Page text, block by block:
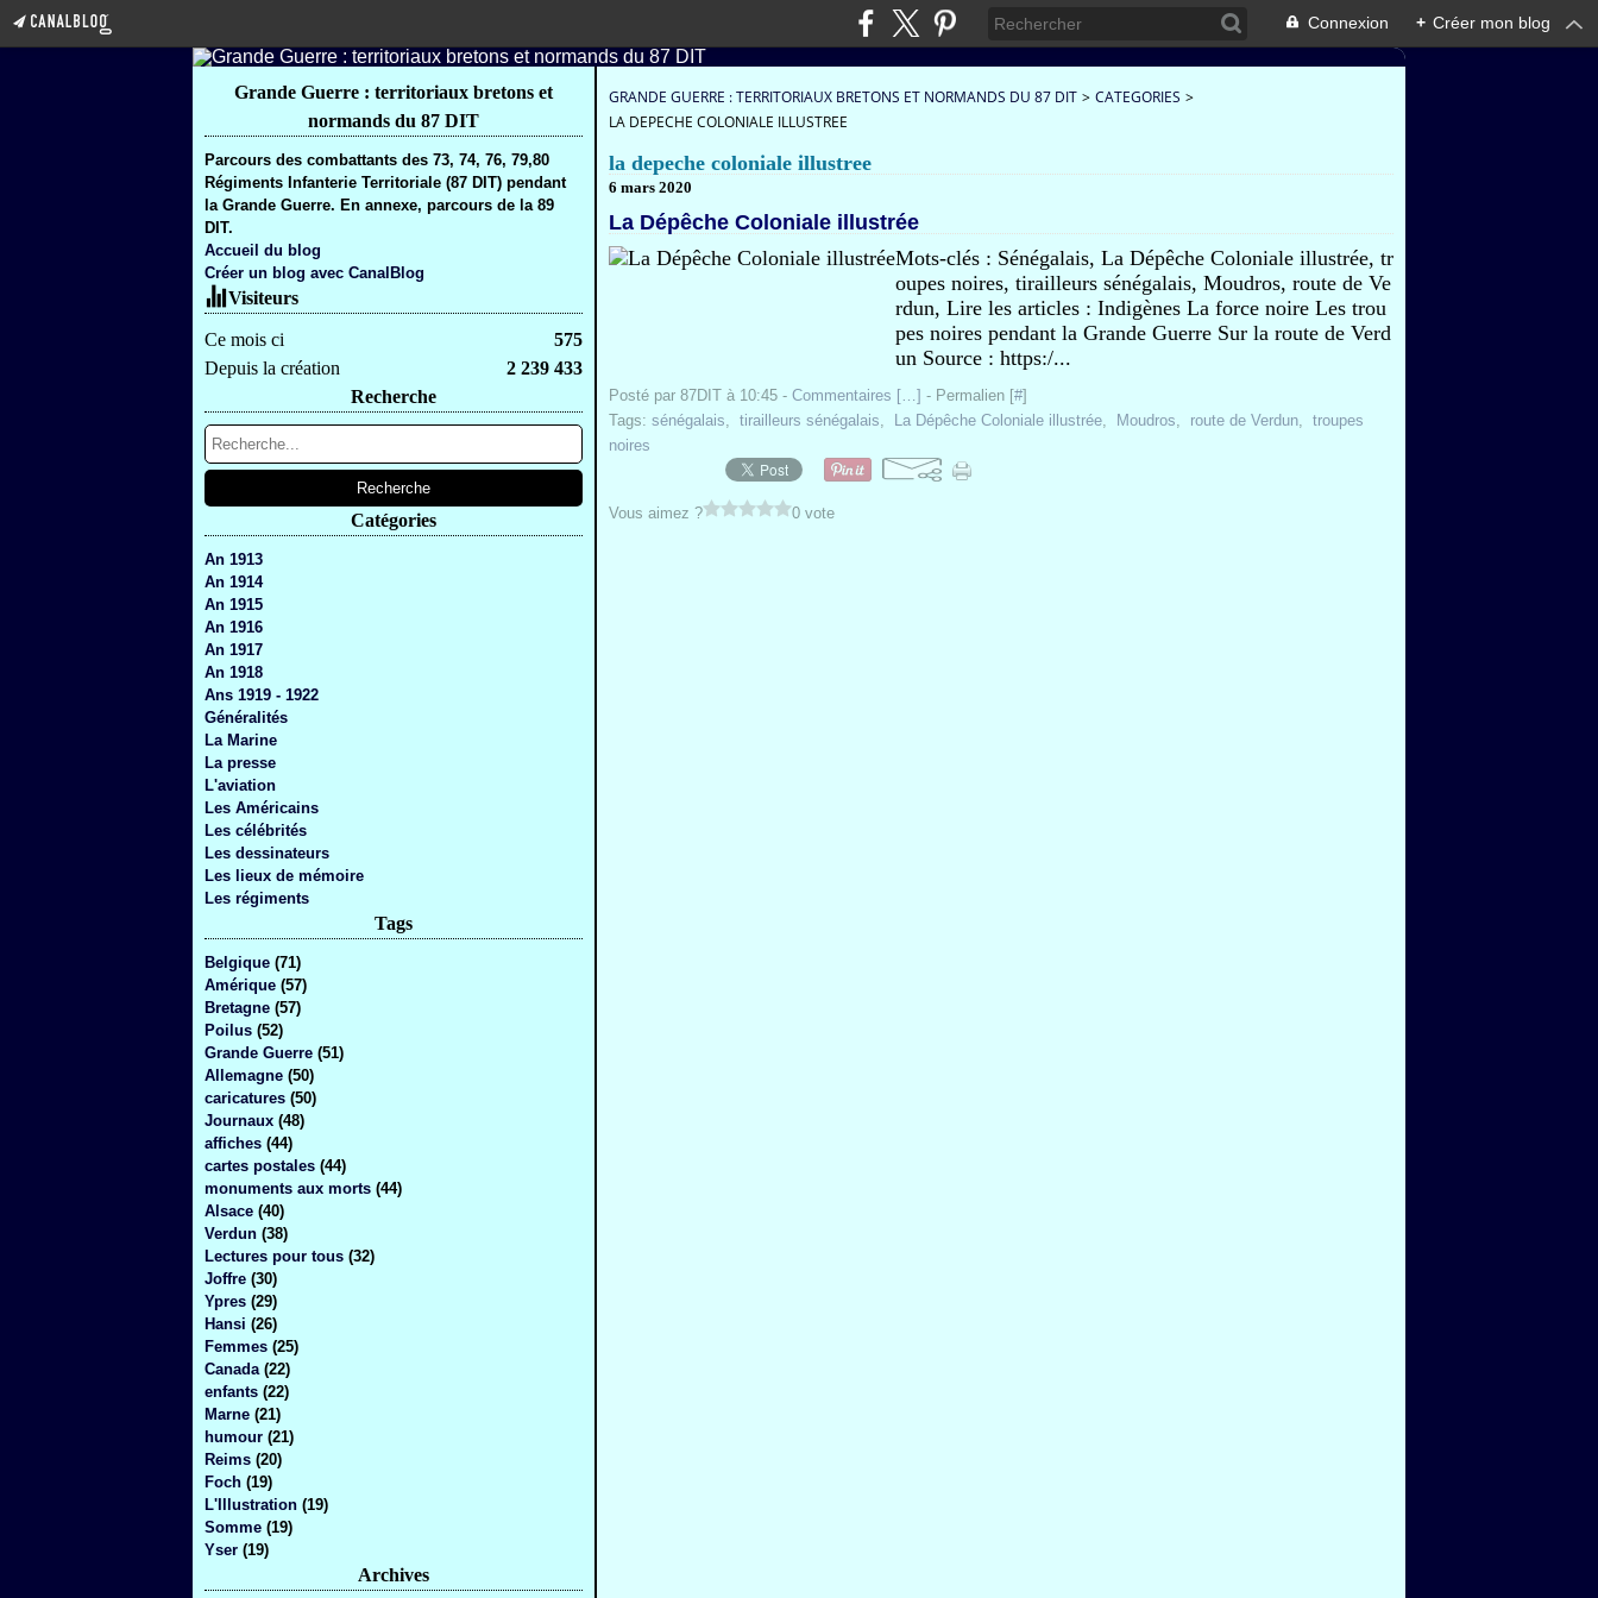
Connexion + Créer mon blog
Grande Guerre : territoriaux bretons et
normands du 87 DIT
Parcours des combattants des 73, 74, 76, 79,80
Régiments Infanterie Territoriale (87 DIT) pendant
la Grande Guerre. En annexe, parcours de la 89
DIT.
Accueil du blog
Créer un blog avec CanalBlog
Visiteurs
Ce mois ci
575
Depuis la création
2 239 433
Recherche
Catégories
An 1913
An 1914
An 1915
An 1916
An 1917
An 1918
Ans 1919 - 1922
Généralités
La Marine
La presse
L'aviation
Les Américains
Les célébrités
Les dessinateurs
Les lieux de mémoire
Les régiments
Tags
Belgique (71)
Amérique (57)
Bretagne (57)
Poilus (52)
Grande Guerre (51)
Allemagne (50)
caricatures (50)
Journaux (48)
affiches (44)
cartes postales (44)
monuments aux morts (44)
Alsace (40)
Verdun (38)
Lectures pour tous (32)
Joffre (30)
Ypres (29)
Hansi (26)
Femmes (25)
Canada (22)
enfants (22)
Marne (21)
humour (21)
Reims (20)
Foch (19)
L'Illustration (19)
Somme (19)
Yser (19)
Archives
GRANDE GUERRE : TERRITORIAUX BRETONS ET NORMANDS DU 87 DIT > CATEGORIES >
LA DEPECHE COLONIALE ILLUSTREE
la depeche coloniale illustree
6 mars 2020
La Dépêche Coloniale illustrée
Mots-clés : Sénégalais, La Dépêche Coloniale illustrée, tr
oupes noires, tirailleurs sénégalais, Moudros, route de Ve
rdun, Lire les articles : Indigènes La force noire Les trou
pes noires pendant la Grande Guerre Sur la route de Verd
un Source : https:/...
Posté par 87DIT à 10:45 - Commentaires […] - Permalien [#]
Tags: sénégalais, tirailleurs sénégalais, La Dépêche Coloniale illustrée, Moudros, route de Verdun, troupes
noires
Vous aimez ? 0 vote